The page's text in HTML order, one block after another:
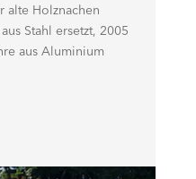
alte Holznachen
Stahl ersetzt, 2005
aus Aluminium